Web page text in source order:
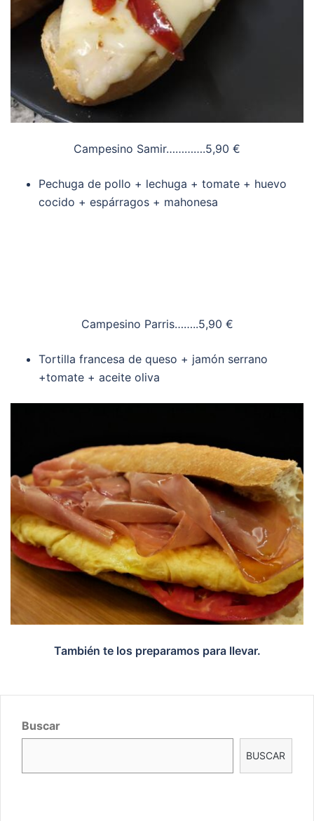
Campesino Samir………….5,90 €
Pechuga de pollo + lechuga + tomate + huevo
cocido + espárragos + mahonesa
Campesino Parris……..5,90 €
Tortilla francesa de queso + jamón serrano
+tomate + aceite oliva
También te los preparamos para llevar.
Buscar
BUSCAR